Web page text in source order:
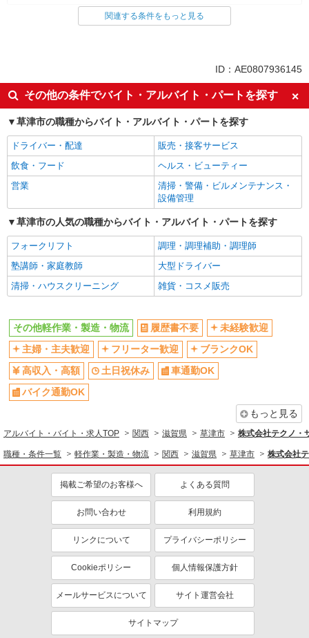
同じ特徴から求人を探す
社会保険あり
関連する条件をもっと見る
ID：AE0807936145
その他の条件でバイト・アルバイト・パートを探す
草津市の職種からバイト・アルバイト・パートを探す
ドライバー・配達
販売・接客サービス
飲食・フード
ヘルス・ビューティー
営業
清掃・警備・ビルメンテナンス・
設備管理
草津市の人気の職種からバイト・アルバイト・パートを探す
フォークリフト
調理・調理補助・調理師
塾講師・家庭教師
大型ドライバー
清掃・ハウスクリーニング
雑貨・コスメ販売
その他軽作業・製造・物流 履歴書不要
未経験歓迎
主婦・主夫歓迎
フリーター歓迎
ブランクOK
高収入・高額
土日祝休み
車通勤OK
バイク通勤OK
もっと見る
アルバイト・バイト・求人TOP 関西 滋賀県 草津市 株式会社テクノ・
職種・条件一覧 軽作業・製造・物流 関西 滋賀県 草津市 株式会社
掲載ご希望のお客様へ よくある質問
お問い合わせ 利用規約
リンクについて プライバシーポリシー
Cookieポリシー 個人情報保護方針
メールサービスについて サイト運営会社
サイトマップ